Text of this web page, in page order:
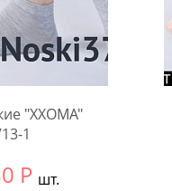
"XXOMA"
1
Р шт.